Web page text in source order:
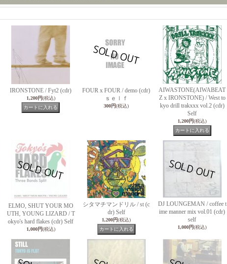
IRONSTONE / Fyt2 (cdr)
1,200円(税込)
FOUR x FOUR / demo (cdr)
ｓｅｌｆ
300円(税込)
AIWASTONE(AIWABEAT
Z x IRONSTONE) / West to
kyo drill trakxxx vol.2 (cdr)
Self
1,200円(税込)
ELMO, SHUT YOUR MO
UTH, YOUNG LIZARD / T
okyo's hard flakes (cdr) Self
1,000円(税込)
シタマチマンドリル / st (c
dr) Self
1,200円(税込)
DJ LOUNGEMAN / coffee t
ime manner mix vol.01 (cdr)
self
1,000円(税込)